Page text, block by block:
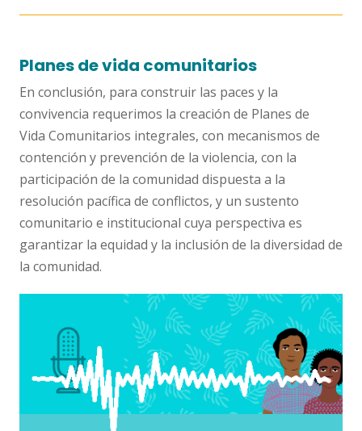
Planes de vida comunitarios
En conclusión, para construir las paces y la
convivencia requerimos la creación de Planes de
Vida Comunitarios integrales, con mecanismos de
contención y prevención de la violencia, con la
participación de la comunidad dispuesta a la
resolución pacífica de conflictos, y un sustento
comunitario e institucional cuya perspectiva es
garantizar la equidad y la inclusión de la diversidad de
la comunidad.